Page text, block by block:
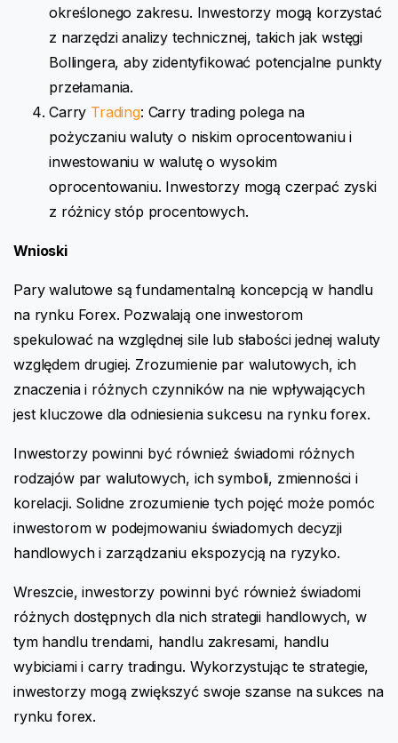
określonego zakresu. Inwestorzy mogą korzystać
z narzędzi analizy technicznej, takich jak wstęgi
Bollingera, aby zidentyfikować potencjalne punkty
przełamania.
Carry Trading: Carry trading polega na
pożyczaniu waluty o niskim oprocentowaniu i
inwestowaniu w walutę o wysokim
oprocentowaniu. Inwestorzy mogą czerpać zyski
z różnicy stóp procentowych.
Wnioski
Pary walutowe są fundamentalną koncepcją w handlu
na rynku Forex. Pozwalają one inwestorom
spekulować na względnej sile lub słabości jednej waluty
względem drugiej. Zrozumienie par walutowych, ich
znaczenia i różnych czynników na nie wpływających
jest kluczowe dla odniesienia sukcesu na rynku forex.
Inwestorzy powinni być również świadomi różnych
rodzajów par walutowych, ich symboli, zmienności i
korelacji. Solidne zrozumienie tych pojęć może pomóc
inwestorom w podejmowaniu świadomych decyzji
handlowych i zarządzaniu ekspozycją na ryzyko.
Wreszcie, inwestorzy powinni być również świadomi
różnych dostępnych dla nich strategii handlowych, w
tym handlu trendami, handlu zakresami, handlu
wybiciami i carry tradingu. Wykorzystując te strategie,
inwestorzy mogą zwiększyć swoje szanse na sukces na
rynku forex.